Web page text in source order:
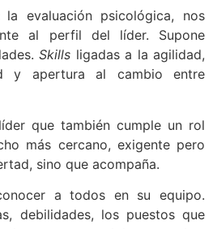
evaluación psicológica, nos
al perfil del líder. Supone
Skills ligadas a la agilidad,
y apertura al cambio entre
que también cumple un rol
más cercano, exigente pero
sino que acompaña.
a todos en su equipo.
debilidades, los puestos que